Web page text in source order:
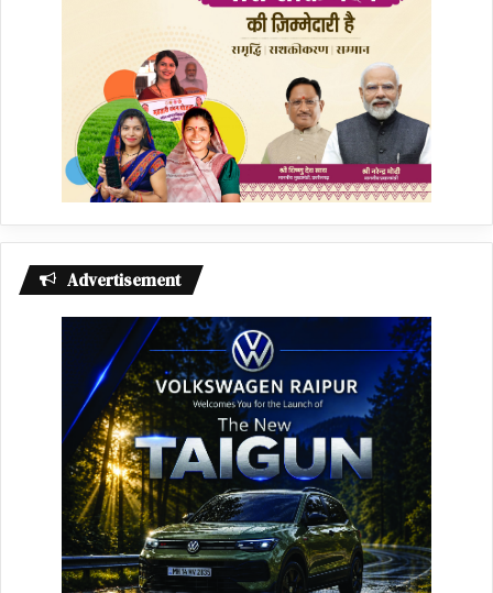
Advertisement